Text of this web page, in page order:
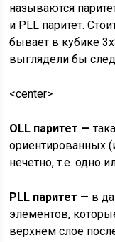
называются
и PLL паритет.
бывает в кубике
выглядели бы
<center>
OLL паритет —
ориентированных
нечетно, т.е. одно
PLL паритет — в
элементов,
верхнем слое